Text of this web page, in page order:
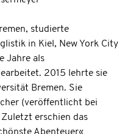
studierte
in Kiel, New York City
Jahre als
2015 lehrte sie
Bremen. Sie
(veröffentlicht bei
Zuletzt erschien das